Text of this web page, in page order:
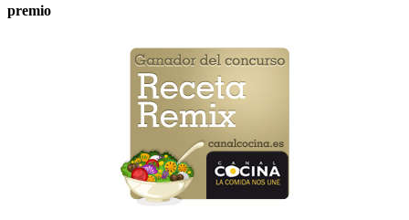
premio